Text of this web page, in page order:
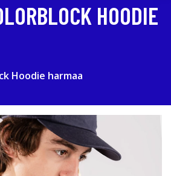
HOODIE
Hoodie harmaa